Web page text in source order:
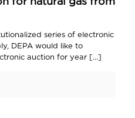
series of electronic
DEPA would like to
auction for year […]